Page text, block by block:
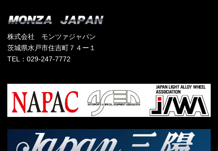
株式会社 モンツァジャパン
茨城県水戸市住吉町７４ー１
TEL：029-247-7772